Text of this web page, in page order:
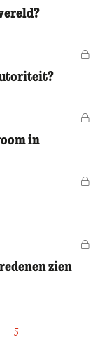
in
zien
5